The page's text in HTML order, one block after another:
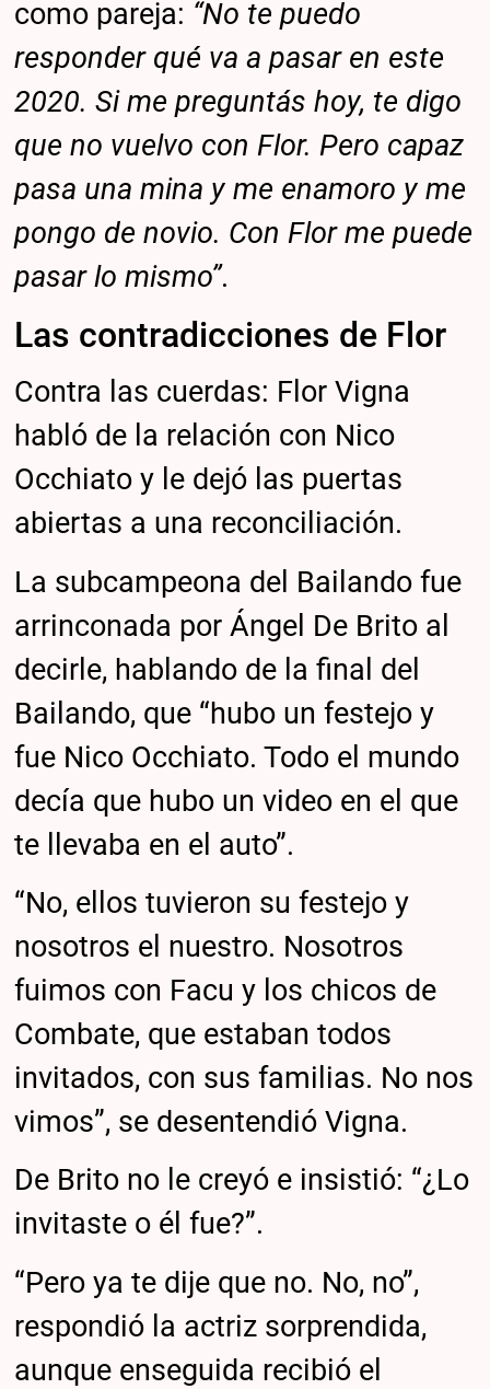
como pareja: “No te puedo
responder qué va a pasar en este
2020. Si me preguntás hoy, te digo
que no vuelvo con Flor. Pero capaz
pasa una mina y me enamoro y me
pongo de novio. Con Flor me puede
pasar lo mismo”.
Las contradicciones de Flor
Contra las cuerdas: Flor Vigna
habló de la relación con Nico
Occhiato y le dejó las puertas
abiertas a una reconciliación.
La subcampeona del Bailando fue
arrinconada por Ángel De Brito al
decirle, hablando de la final del
Bailando, que “hubo un festejo y
fue Nico Occhiato. Todo el mundo
decía que hubo un video en el que
te llevaba en el auto”.
“No, ellos tuvieron su festejo y
nosotros el nuestro. Nosotros
fuimos con Facu y los chicos de
Combate, que estaban todos
invitados, con sus familias. No nos
vimos”, se desentendió Vigna.
De Brito no le creyó e insistió: “¿Lo
invitaste o él fue?”.
“Pero ya te dije que no. No, no”,
respondió la actriz sorprendida,
aunque enseguida recibió el